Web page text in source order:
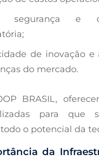
segurança e
de inovação e
do mercado.
BRASIL,
para que
o potencial da
da